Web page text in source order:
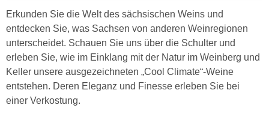
Erkunden Sie die Welt des sächsischen Weins und
entdecken Sie, was Sachsen von anderen Weinregionen
unterscheidet. Schauen Sie uns über die Schulter und
erleben Sie, wie im Einklang mit der Natur im Weinberg und
Keller unsere ausgezeichneten „Cool Climate“-Weine
entstehen. Deren Eleganz und Finesse erleben Sie bei
einer Verkostung.